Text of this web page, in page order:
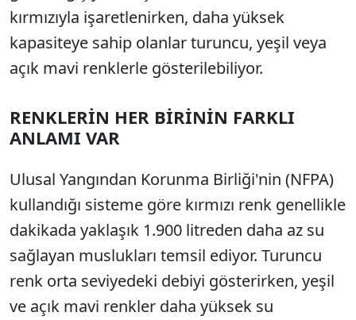
kırmızıyla işaretlenirken, daha yüksek
kapasiteye sahip olanlar turuncu, yeşil veya
açık mavi renklerle gösterilebiliyor.
RENKLERİN HER BİRİNİN FARKLI
ANLAMI VAR
Ulusal Yangından Korunma Birliği'nin (NFPA)
kullandığı sisteme göre kırmızı renk genellikle
dakikada yaklaşık 1.900 litreden daha az su
sağlayan muslukları temsil ediyor. Turuncu
renk orta seviyedeki debiyi gösterirken, yeşil
ve açık mavi renkler daha yüksek su